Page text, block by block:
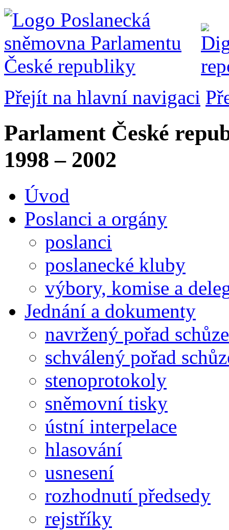
Přejít na hlavní navigaci
Parlament České
1998 – 2002
Úvod
Poslanci a orgány
poslanci
poslanecké kluby
výbory, komise a
Jednání a dokumenty
navržený pořad schůze
schválený pořad
stenoprotokoly
sněmovní tisky
ústní interpelace
hlasování
usnesení
rozhodnutí předsedy
rejstříky